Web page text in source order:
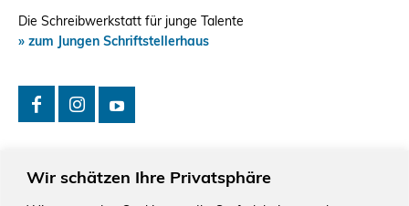
Wir schätzen Ihre Privatsphäre
Die Schreibwerkstatt für junge Talente
» zum Jungen Schriftstellerhaus